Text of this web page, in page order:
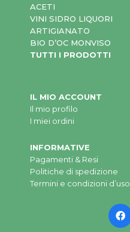
ACETI
VINI SIDRO LIQUORI
ARTIGIANATO
BIO D’OC MONVISO
TUTTI I PRODOTTI
IL MIO ACCOUNT
Il mio profilo
I miei ordini
INFORMATIVE
Pagamenti & Resi
Politiche di spedizione
Termini e condizioni d’uso